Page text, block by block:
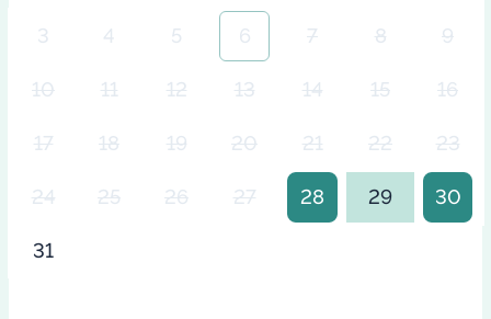
3 4 5 6 7 8 9
10 11 12 13 14 15 16
17 18 19 20 21 22 23
24 25 26 27 28 29 30
31